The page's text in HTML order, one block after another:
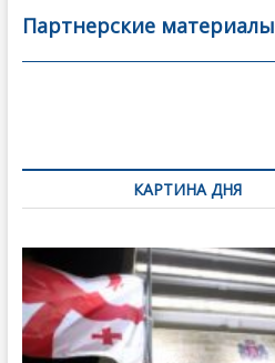
b
o
er l
а
в
Партнерские материалы
по
записямКАРТИНА ДНЯ